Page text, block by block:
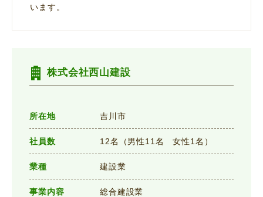
います。
株式会社西山建設
所在地 吉川市
社員数 12名（男性11名 女性1名）
業種 建設業
事業内容 総合建設業